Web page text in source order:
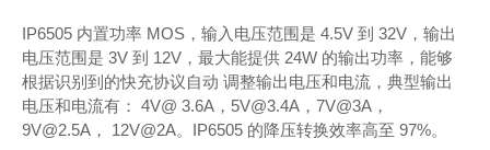
IP6505 内置功率 MOS，输入电压范围是 4.5V 到 32V，输出
电压范围是 3V 到 12V，最大能提供 24W 的输出功率，能够
根据识别到的快充协议自动 调整输出电压和电流，典型输出
电压和电流有： 4V@ 3.6A，5V@3.4A，7V@3A，
9V@2.5A， 12V@2A。IP6505 的降压转换效率高至 97%。